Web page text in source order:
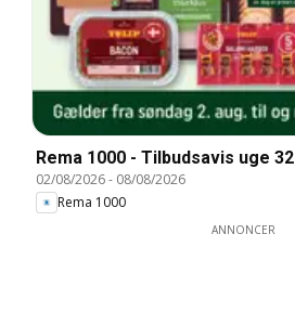
Rema 1000 - Tilbudsavis uge 32
02/08/2026- 08/08/2026
Rema 1000
ANNONCER